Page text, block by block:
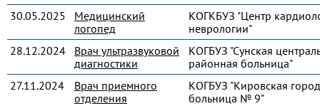
30.05.2025
Медицинский
логопед
КОГКБУЗ "Центр
неврологии"
28.12.2024
Врач ультразвуковой
диагностики
КОГБУЗ "Сунская
районная больница"
27.11.2024
Врач приемного
отделения
КОГБУЗ "Кировская
больница № 9"